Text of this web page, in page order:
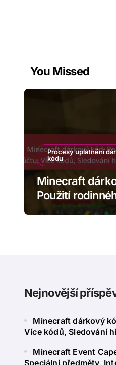
You Missed
Procesy uplatnění
kódu
Minecraft
Použití
Více kódů,
Nejnovější
Minecraft dárkový
Více kódů, Sledování
Minecraft Event
Speciální předměty,